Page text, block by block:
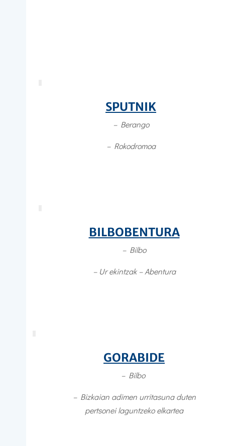
SPUTNIK
– Berango
– Rokodromoa
BILBOBENTURA
– Bilbo
– Ur ekintzak – Abentura
GORABIDE
– Bilbo
– Bizkaian adimen urritasuna duten
pertsonei laguntzeko elkartea